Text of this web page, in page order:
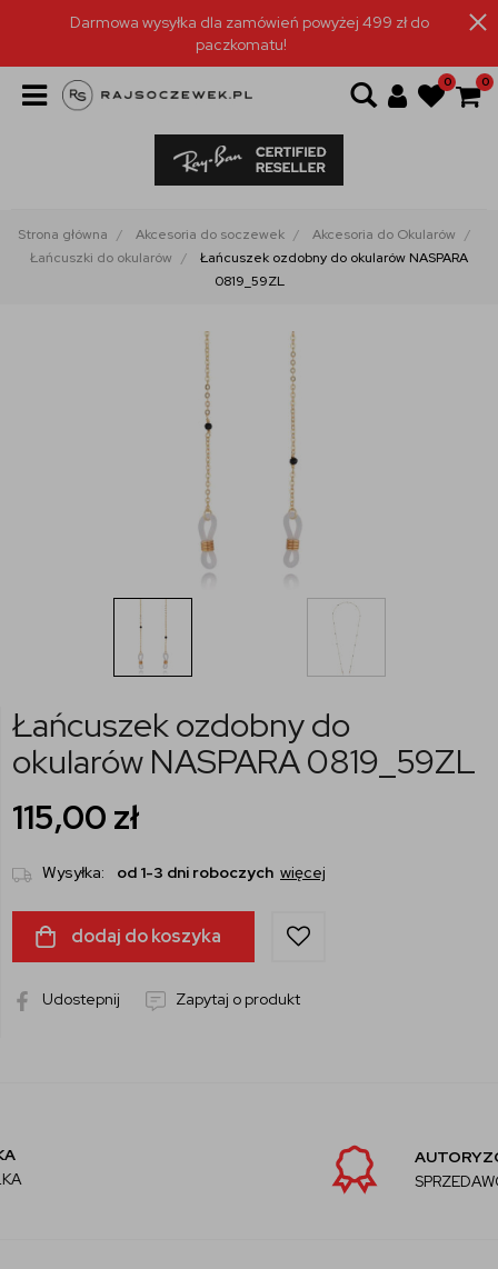
Darmowa wysyłka dla zamówień powyżej 499 zł do
paczkomatu!
0 0
Strona główna Akcesoria do soczewek
Akcesoria do Okularów
Łańcuszki do okularów
Łańcuszek ozdobny do okularów NASPARA
0819_59ZL
Łańcuszek ozdobny do
okularów NASPARA 0819_59ZL
115,00 zł
Wysyłka: od 1-3 dni roboczych więcej
dodaj do koszyka
Udostepnij Zapytaj o produkt
AUTORYZOWANY
SPRZEDAWCA